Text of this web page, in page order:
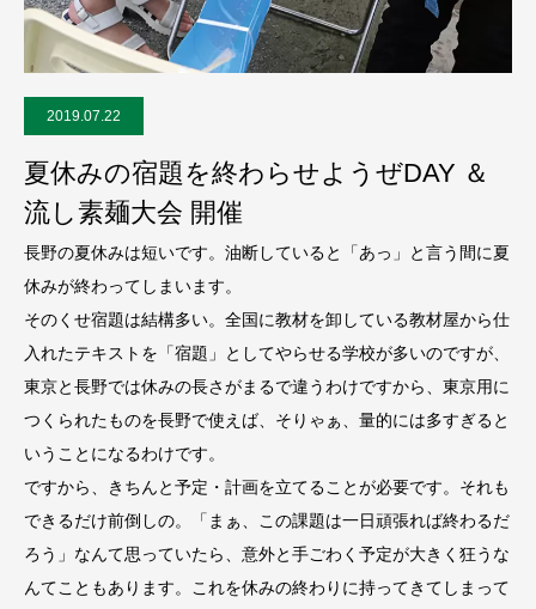
2019.07.22
夏休みの宿題を終わらせようぜDAY ＆
流し素麺大会 開催
長野の夏休みは短いです。油断していると「あっ」と言う間に夏
休みが終わってしまいます。
そのくせ宿題は結構多い。全国に教材を卸している教材屋から仕
入れたテキストを「宿題」としてやらせる学校が多いのですが、
東京と長野では休みの長さがまるで違うわけですから、東京用に
つくられたものを長野で使えば、そりゃぁ、量的には多すぎると
いうことになるわけです。
ですから、きちんと予定・計画を立てることが必要です。それも
できるだけ前倒しの。「まぁ、この課題は一日頑張れば終わるだ
ろう」なんて思っていたら、意外と手ごわく予定が大きく狂うな
んてこともあります。これを休みの終わりに持ってきてしまって